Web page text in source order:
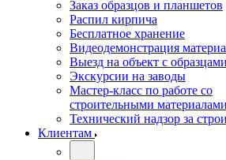
Заказ образцов и планшетов
Распил кирпича
Бесплатное хранение
Видеодемонстрация
Выезд на объект с образцами
Экскурсии на заводы
Мастер-класс по работе со
строительными материалами
Технический надзор за
Клиентам